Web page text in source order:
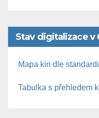
Stav digitalizace v
Mapa kin dle
Tabulka s přehledem